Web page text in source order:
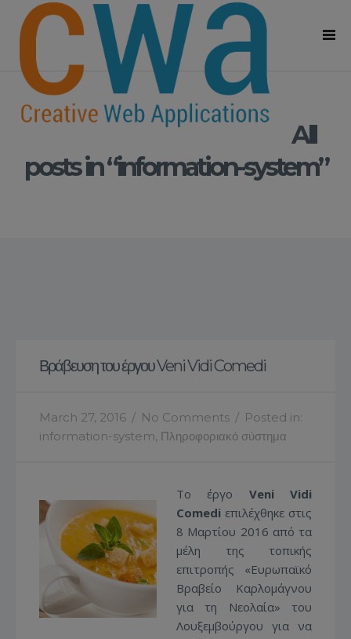
All
posts in “information-system”
Βράβευση του έργου Veni Vidi Comedi
March 27, 2016 / No Comments / Posted in:
information-system, Πληροφοριακό σύστημα
Το έργο Veni Vidi
Comedi επιλέχθηκε στις
8 Μαρτίου 2016 από τα
μέλη της τοπικής
επιτροπής «Ευρωπαϊκό
Βραβείο Καρλομάγνου
για τη Νεολαία» του
Λουξεμβούργου για να